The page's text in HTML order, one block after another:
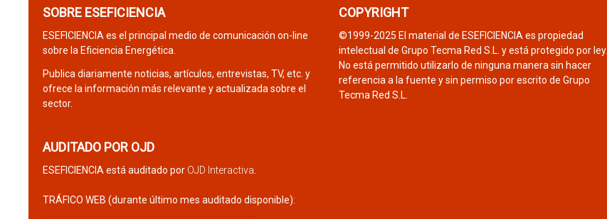
SOBRE ESEFICIENCIA
ESEFICIENCIA es el principal medio de comunicación on-line
sobre la Eficiencia Energética.
Publica diariamente noticias, artículos, entrevistas, TV, etc. y
ofrece la información más relevante y actualizada sobre el
sector.
AUDITADO POR OJD
ESEFICIENCIA está auditado por OJD Interactiva
TRÁFICO WEB (durante último mes auditado disponible):
COPYRIGHT
©1999-2025 El material de ESEFICIENCIA es propiedad
intelectual de Grupo Tecma Red S.L. y está protegido por ley.
No está permitido utilizarlo de ninguna manera sin hacer
referencia a la fuente y sin permiso por escrito de Grupo
Tecma Red S.L.